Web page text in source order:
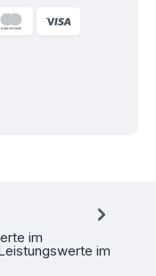
im
im